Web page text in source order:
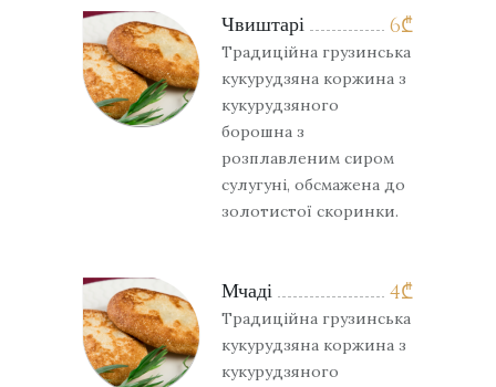
6₾
Чвиштарі
Традиційна грузинська
кукурудзяна коржина з
кукурудзяного
борошна з
розплавленим сиром
сулугуні, обсмажена до
золотистої скоринки.
4₾
Мчаді
Традиційна грузинська
кукурудзяна коржина з
кукурудзяного